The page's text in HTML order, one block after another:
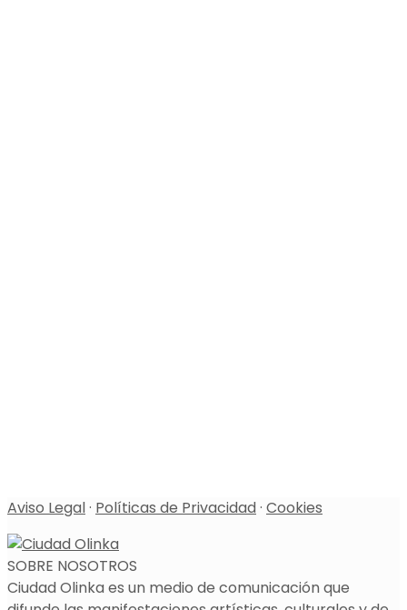
Aviso Legal· Políticas de Privacidad· Cookies
SOBRE NOSOTROS
Ciudad Olinka es un medio de comunicación que